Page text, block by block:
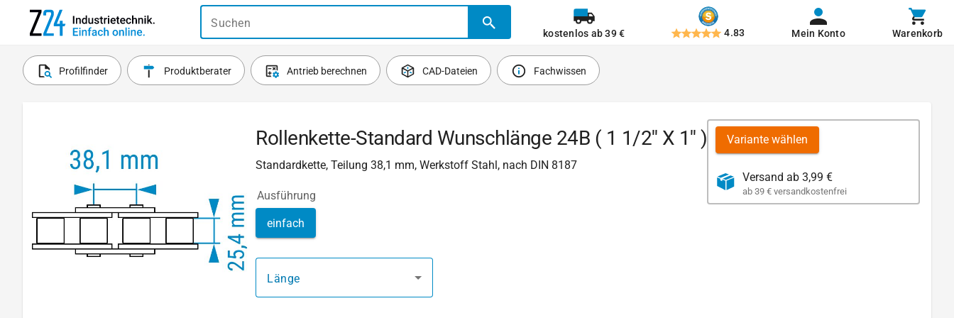
Suchen
kostenlos ab 39 € 4.83 Mein Konto Warenkorb
Profilfinder Produktberater Antrieb berechnen CAD-Dateien Fachwissen
Rollenkette-Standard Wunschlänge 24B ( 1 1/2'' X 1'' )
Standardkette, Teilung 38,1 mm, Werkstoff Stahl, nach DIN 8187
Ausführung
einfach
Länge
Variante wählen
Versand ab 3,99 €
ab 39 € versandkostenfrei